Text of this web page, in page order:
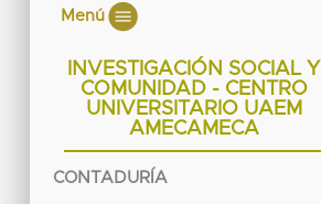
Menú
INVESTIGACIÓN SOCIAL Y
COMUNIDAD - CENTRO
UNIVERSITARIO UAEM
AMECAMECA
CONTADURÍA